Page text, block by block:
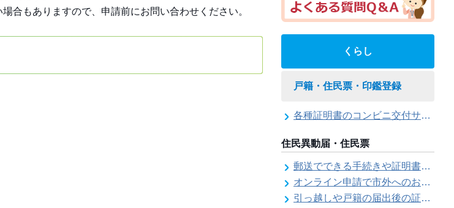
合もありますので、申請前にお問い合わせください。
くらし
戸籍・住民票・印鑑登録
各種証明書のコンビニ交付サービス
住民異動届・住民票
郵送でできる手続きや証明書等の交付請求（住民票・戸籍・国民年金関係）
オンライン申請で市外へのお引越し手続き（転出届）ができます
引っ越しや戸籍の届出後の証明書発行可能日